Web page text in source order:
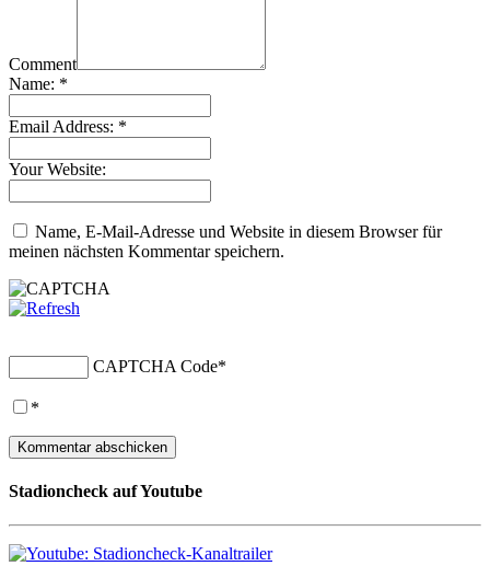
Comment
Name: *
Email Address: *
Your Website:
Name, E-Mail-Adresse und Website in diesem Browser für
meinen nächsten Kommentar speichern.
CAPTCHA Code*
*
Stadioncheck auf Youtube